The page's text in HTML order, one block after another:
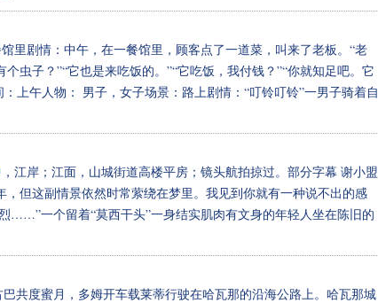
里剧情：中午，在一餐馆里，顾客点了一道菜，叫来了老板。“老
虫子？”“它也是来吃饭的。”“它吃饭，我付钱？”“你就知足吧。它
上午人物： 男子，女子场景：路上剧情：“叮铃叮铃”一男子骑着自
江岸；江面，山城街道高楼平房；镜头航拍掠过。部分字幕 谢小盟
，但这副情景依然时常萦绕在梦里。我见到你就有一种说不出的感
……”一个留着“莫西干头”一身结实肌肉有文身的年轻人坐在陈旧的
共度蜜月，多姆开车载莱蒂行驶在哈瓦那的沿海公路上。哈瓦那城